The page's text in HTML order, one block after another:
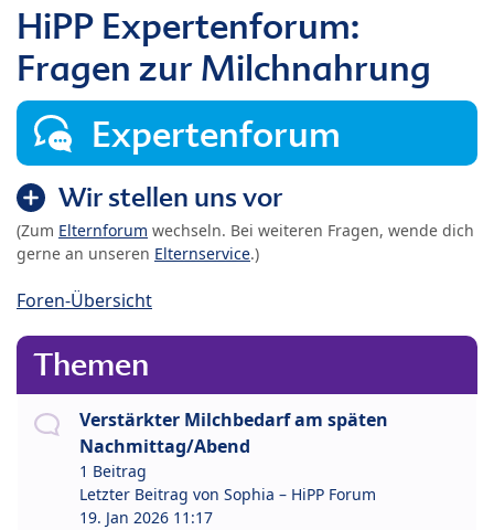
HiPP Expertenforum:
Fragen zur Milchnahrung
Expertenforum
Wir stellen uns vor
(Zum Elternforum wechseln. Bei weiteren Fragen, wende dich
gerne an unseren Elternservice.)
Foren-Übersicht
Themen
Verstärkter Milchbedarf am späten
Nachmittag/Abend
1 Beitrag
Letzter Beitrag von Sophia – HiPP Forum
19. Jan 2026 11:17